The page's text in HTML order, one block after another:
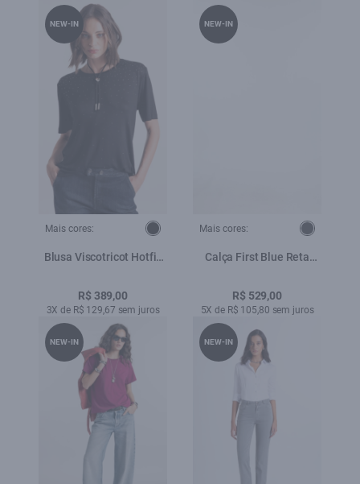
Mais cores:
Blusa Viscotricot Hotfix
R$ 389,00
3X de R$ 129,67 sem juros
NEW-IN
Mais cores:
Calça First Blue Reta
R$ 529,00
5X de R$ 105,80 sem juros
NEW-IN
NEW-IN NEW-IN